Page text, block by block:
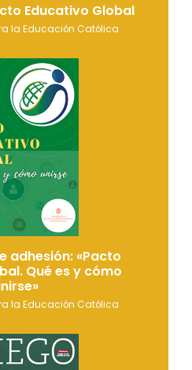
Educativo Global
la Educación Católica
adhesión: «Pacto
Qué es y cómo
la Educación Católica